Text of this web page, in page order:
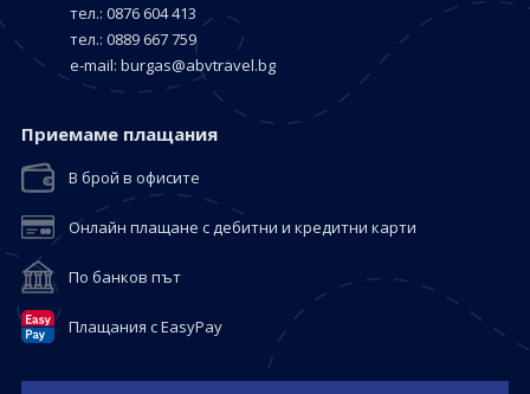
тел.: 0876 604 413
тел.: 0889 667 759
е-mail: burgas@abvtravel.bg
Приемaме плащания
В брой в офисите
Онлайн плащане с дебитни и кредитни карти
По банков път
Плащания с EasyPay